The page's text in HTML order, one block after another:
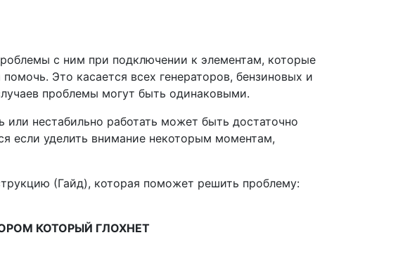
с ним при подключении к элементам, которые
Это касается всех генераторов, бензиновых и
проблемы могут быть одинаковыми.
нестабильно работать может быть достаточно
если уделить внимание некоторым моментам,
(Гайд), которая поможет решить проблему:
КОТОРЫЙ ГЛОХНЕТ